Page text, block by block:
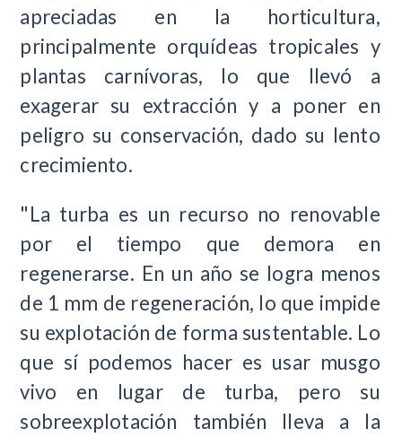
apreciadas en la horticultura,
principalmente orquídeas tropicales y
plantas carnívoras, lo que llevó a
exagerar su extracción y a poner en
peligro su conservación, dado su lento
crecimiento.
"La turba es un recurso no renovable
por el tiempo que demora en
regenerarse. En un año se logra menos
de 1 mm de regeneración, lo que impide
su explotación de forma sustentable. Lo
que sí podemos hacer es usar musgo
vivo en lugar de turba, pero su
sobreexplotación también lleva a la